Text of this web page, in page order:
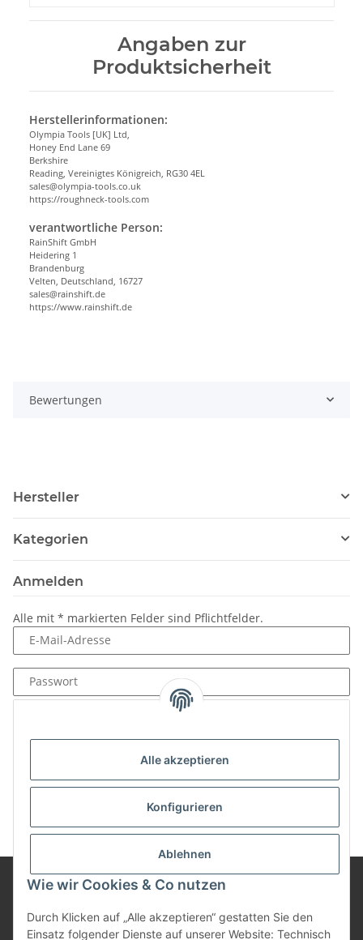
Alle akzeptieren
Konfigurieren
Ablehnen
Wie wir Cookies & Co nutzen
Durch Klicken auf „Alle akzeptieren“ gestatten Sie den
Einsatz folgender Dienste auf unserer Website: Technisch
Angaben zur
Produktsicherheit
Herstellerinformationen:
Olympia Tools [UK] Ltd,
Honey End Lane 69
Berkshire
Reading, Vereinigtes Königreich, RG30 4EL
sales@olympia-tools.co.uk
https://roughneck-tools.com
verantwortliche Person:
RainShift GmbH
Heidering 1
Brandenburg
Velten, Deutschland, 16727
sales@rainshift.de
https://www.rainshift.de
Bewertungen
Hersteller
Kategorien
Anmelden
Alle mit * markierten Felder sind Pflichtfelder.
E-Mail-Adresse
Passwort
Neu hier?Jetzt registrieren!
Informationen